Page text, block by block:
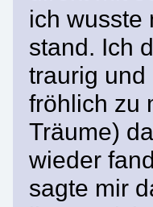
ich wusste
stand. Ich
traurig und
fröhlich zu
Träume)
wieder
sagte mir